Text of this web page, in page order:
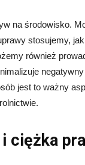
na środowisko.
stosujemy,
również
negatywny
jest to ważny
ciężka